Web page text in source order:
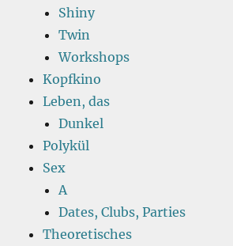
Shiny
Twin
Workshops
Kopfkino
Leben, das
Dunkel
Polykül
Sex
A
Dates, Clubs, Parties
Theoretisches